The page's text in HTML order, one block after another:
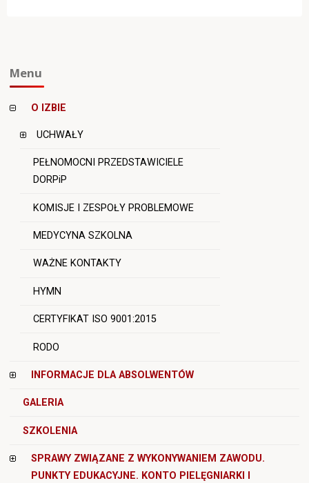
Menu
O IZBIE
UCHWAŁY
PEŁNOMOCNI PRZEDSTAWICIELE
DORPiP
KOMISJE I ZESPOŁY PROBLEMOWE
MEDYCYNA SZKOLNA
WAŻNE KONTAKTY
HYMN
CERTYFIKAT ISO 9001:2015
RODO
INFORMACJE DLA ABSOLWENTÓW
GALERIA
SZKOLENIA
SPRAWY ZWIĄZANE Z WYKONYWANIEM ZAWODU.
PUNKTY EDUKACYJNE. KONTO PIELĘGNIARKI I